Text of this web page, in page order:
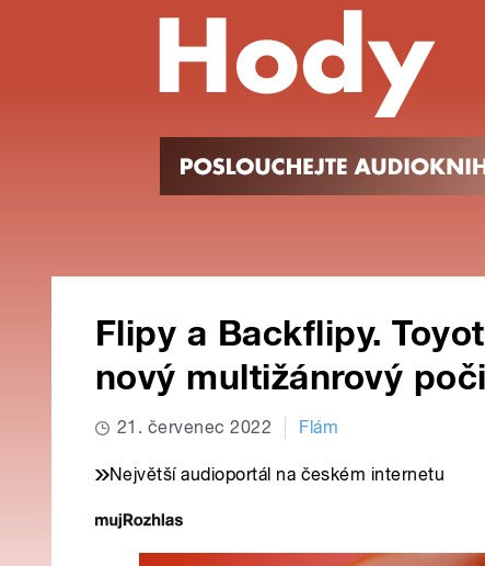
Flipy a Backflipy.
nový multižánrový
21. červenec 2022 Flám
Největší audioportál na českém internetu